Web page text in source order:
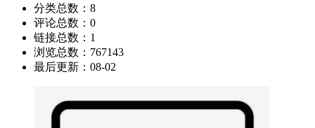
分类总数： 8
评论总数： 0
链接总数： 1
浏览总数： 767143
最后更新： 08-02